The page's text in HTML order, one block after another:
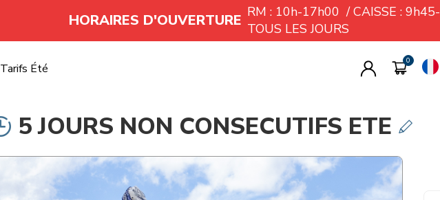
HORAIRES D'OUVERTURE RM : 10h-17h00 / CAISSE :
TOUS LES JOURS
Tarifs Été
5 JOURS NON CONSECUTIFS ETE